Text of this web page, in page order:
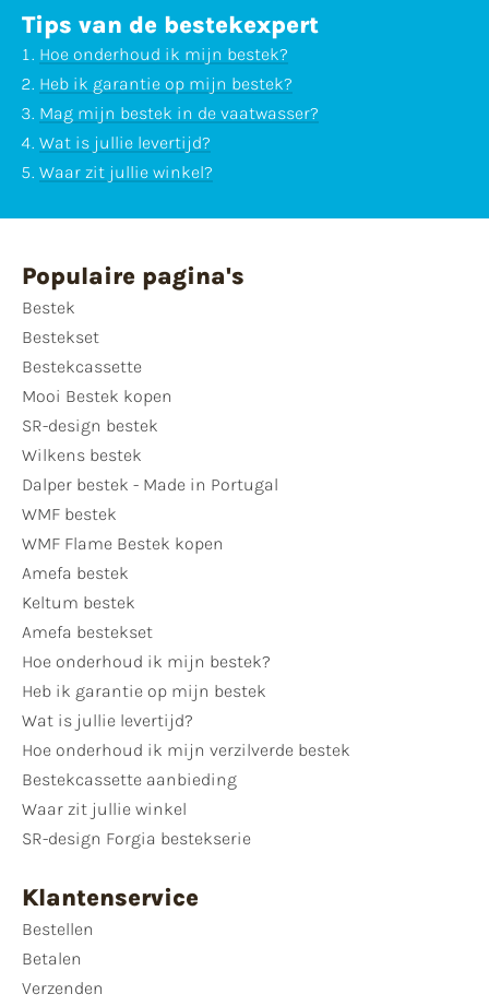
Tips van de bestekexpert
Hoe onderhoud ik mijn bestek?
Heb ik garantie op mijn bestek?
Mag mijn bestek in de vaatwasser?
Wat is jullie levertijd?
Waar zit jullie winkel?
Populaire pagina's
Bestek
Bestekset
Bestekcassette
Mooi Bestek kopen
SR-design bestek
Wilkens bestek
Dalper bestek - Made in Portugal
WMF bestek
WMF Flame Bestek kopen
Amefa bestek
Keltum bestek
Amefa bestekset
Hoe onderhoud ik mijn bestek?
Heb ik garantie op mijn bestek
Wat is jullie levertijd?
Hoe onderhoud ik mijn verzilverde bestek
Bestekcassette aanbieding
Waar zit jullie winkel
SR-design Forgia bestekserie
Klantenservice
Bestellen
Betalen
Verzenden